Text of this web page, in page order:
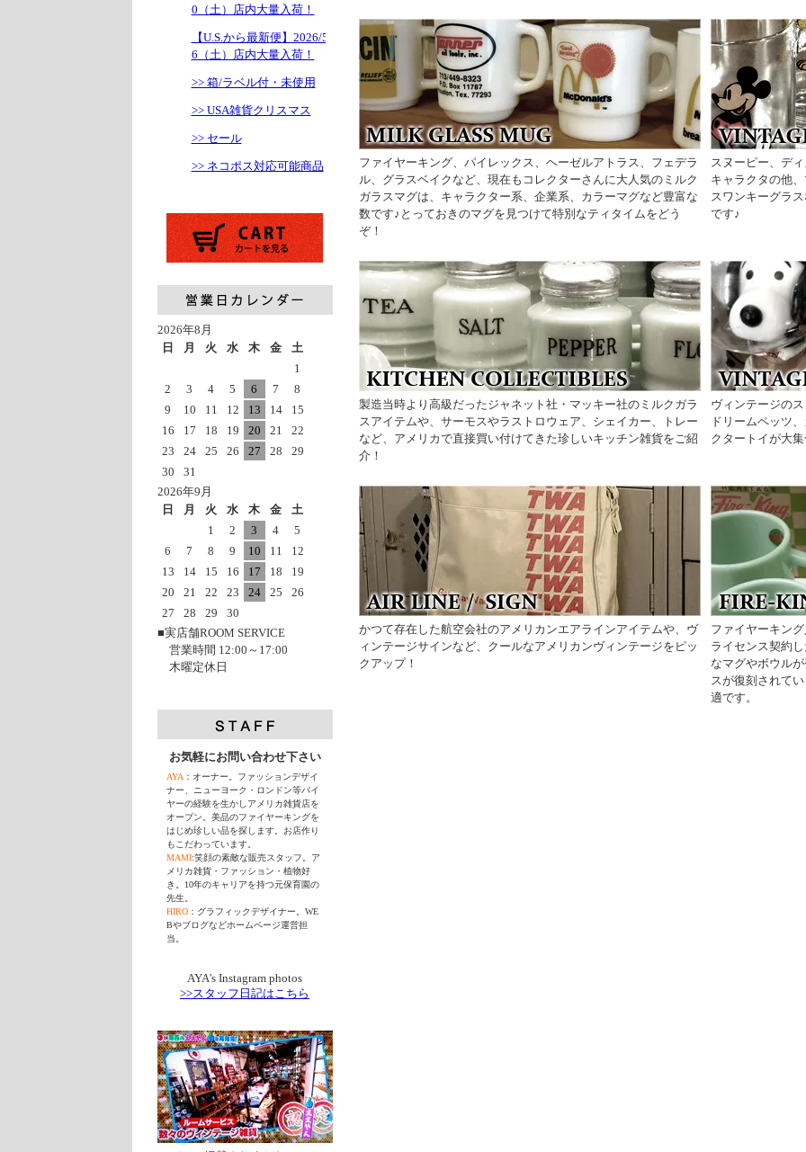
0（土）店内大量入荷！
【U.S.から最新便】2026/5/1
6（土）店内大量入荷！
>> 箱/ラベル付・未使用
>> USA雑貨クリスマス
>> セール
>> ネコポス対応可能商品
2026年8月
日
月 火 水 木 金
土
1
2
3 4 5 6 7
8
9
10 11 12 13 14
15
16
17 18 19 20 21
22
23
24 25 26 27 28
29
30
31
2026年9月
日
月 火 水 木 金
土
1
2 3 4
5
6
7 8 9 10 11
12
13
14 15 16 17 18
19
20
21 22 23 24 25
26
27
28 29
30
■実店舗ROOM SERVICE
営業時間 12:00～17:00
木曜定休日
お気軽にお問い合わせ下さい
AYA ：オーナー。ファッションデザイ
ナー、ニューヨーク・ロンドン等バイ
ヤーの経験を生かしアメリカ雑貨店を
オープン。美品のファイヤーキングを
はじめ珍しい品を探します。お店作り
もこだわっています。
MAMI:笑顔の素敵な販売スタッフ。ア
メリカ雑貨・ファッション・植物好
き。10年のキャリアを持つ元保育園の
先生。
HIRO：グラフィックデザイナー。WE
Bやブログなどホームページ運営担
当。
AYA's Instagram photos
>>スタッフ日記はこちら
ファイヤーキング、パイレックス、ヘーゼルアトラス、フェデラ
ル、グラスベイクなど、現在もコレクターさんに大人気のミルク
ガラスマグは、キャラクター系、企業系、カラーマグなど豊富な
数です♪とっておきのマグを見つけて特別なティタイムをどう
ぞ！
スヌーピー、デ
キャラクタの他
スワンキーグラ
です♪
製造当時より高級だったジャネット社・マッキー社のミルクガラ
スアイテムや、サーモスやラストロウェア、シェイカー、トレー
など、アメリカで直接買い付けてきた珍しいキッチン雑貨をご紹
介！
ヴィンテージの
ドリームペッツ
クタートイが大
かつて存在した航空会社のアメリカンエアラインアイテムや、ヴ
ィンテージサインなど、クールなアメリカンヴィンテージをピッ
クアップ！
ファイヤーキン
ライセンス契約
なマグやボウル
スが復刻されて
適です。